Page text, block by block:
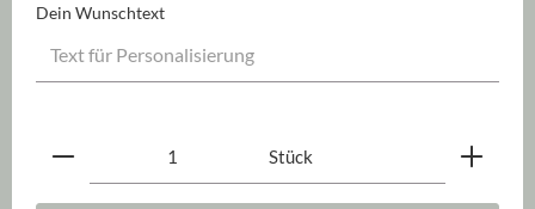
Dein Wunschtext
Produkt Anzahl: Gib den gewünschten Wert ein
Stück